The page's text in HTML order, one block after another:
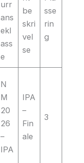
urr
ans
ekl
ass
e
be
skri
vel
se
sse
rin
g
N
M
20
26
–
IPA
IPA
–
Fin
ale
3